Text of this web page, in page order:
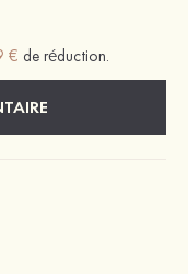
€ de réduction.